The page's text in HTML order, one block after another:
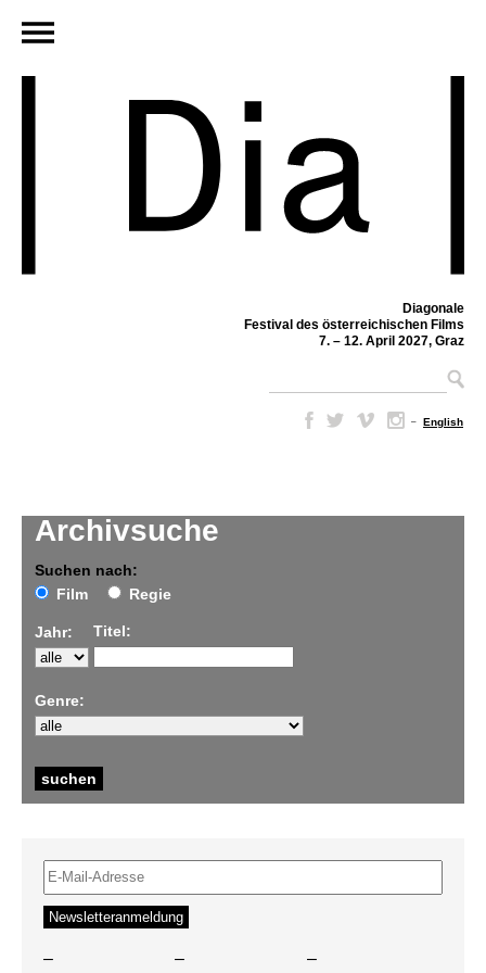
Diagonale
Festival des österreichischen Films
7. – 12. April 2027, Graz
– English
Archivsuche
Suchen nach:
Film
Regie
Jahr: Titel:
Genre:
– – –